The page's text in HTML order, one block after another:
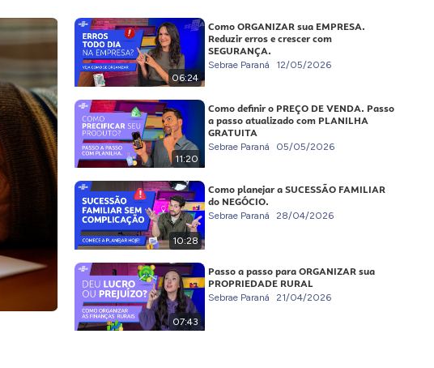
06:24
Como ORGANIZAR sua EMPRESA.
Reduzir erros e crescer com
SEGURANÇA.
Sebrae Paraná 12/05/2026
11:20
Como definir o PREÇO DE VENDA. Passo
a passo atualizado com PLANILHA
GRATUITA
Sebrae Paraná 05/05/2026
10:28
Como planejar a SUCESSÃO FAMILIAR
do NEGÓCIO.
Sebrae Paraná 28/04/2026
07:43
Passo a passo para ORGANIZAR sua
PROPRIEDADE RURAL
Sebrae Paraná 21/04/2026